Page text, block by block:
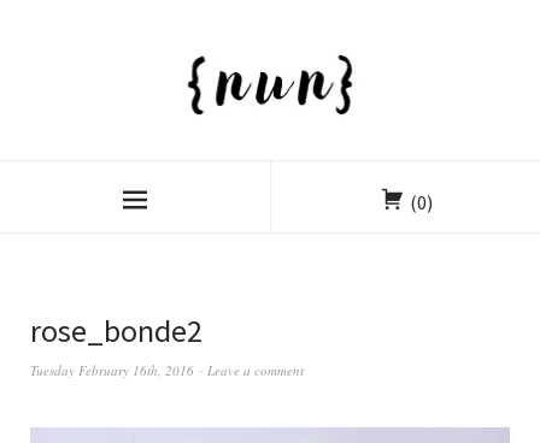
(0)
rose_bonde2
Tuesday February 16th, 2016 Leave a comment